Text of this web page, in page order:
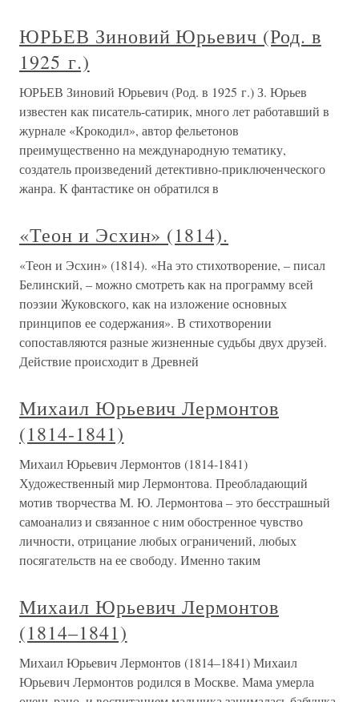
ЮРЬЕВ Зиновий Юрьевич (Род. в
1925 г.)
ЮРЬЕВ Зиновий Юрьевич (Род. в 1925 г.) З. Юрьев
известен как писатель-сатирик, много лет работавший в
журнале «Крокодил», автор фельетонов
преимущественно на международную тематику,
создатель произведений детективно-приключенческого
жанра. К фантастике он обратился в
«Теон и Эсхин» (1814).
«Теон и Эсхин» (1814). «На это стихотворение, – писал
Белинский, – можно смотреть как на программу всей
поэзии Жуковского, как на изложение основных
принципов ее содержания». В стихотворении
сопоставляются разные жизненные судьбы двух друзей.
Действие происходит в Древней
Михаил Юрьевич Лермонтов
(1814-1841)
Михаил Юрьевич Лермонтов (1814-1841)
Художественный мир Лермонтова. Преобладающий
мотив творчества М. Ю. Лермонтова – это бесстрашный
самоанализ и связанное с ним обостренное чувство
личности, отрицание любых ограничений, любых
посягательств на ее свободу. Именно таким
Михаил Юрьевич Лермонтов
(1814–1841)
Михаил Юрьевич Лермонтов (1814–1841) Михаил
Юрьевич Лермонтов родился в Москве. Мама умерла